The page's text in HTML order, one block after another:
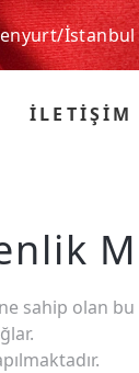
İstanbul
İLETİŞİM
sahip olan